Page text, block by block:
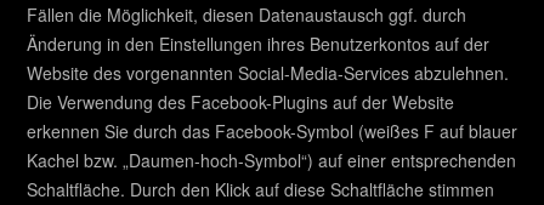
Fällen die Möglichkeit, diesen Datenaustausch ggf. durch
Änderung in den Einstellungen ihres Benutzerkontos auf der
Website des vorgenannten Social-Media-Services abzulehnen.
Die Verwendung des Facebook-Plugins auf der Website
erkennen Sie durch das Facebook-Symbol (weißes F auf blauer
Kachel bzw. „Daumen-hoch-Symbol“) auf einer entsprechenden
Schaltfläche. Durch den Klick auf diese Schaltfläche stimmen